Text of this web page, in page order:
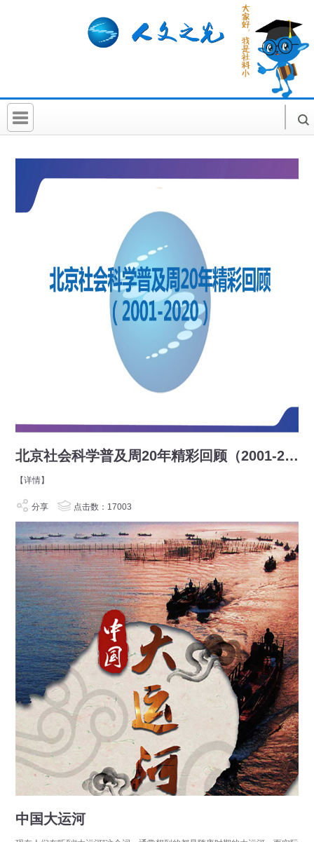
社科要闻
人文北京
科普活动
北京社会科学普及周20年精彩回顾（2001-2020）
【详情】
分享 点击数：17003
中国大运河